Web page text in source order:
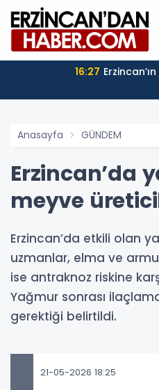
16:27
Anasayfa GÜNDEM
Erzincan’da
meyve
Erzincan’da etkili olan
uzmanlar, elma ve
ise antraknoz riskine
Yağmur sonrası
gerektiği belirtildi.
21-05-2026 18:25